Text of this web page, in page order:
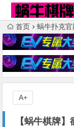
首页 蜗牛扑克官
【蜗牛棋牌
A+